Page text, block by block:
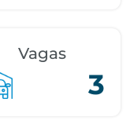
Vagas
3